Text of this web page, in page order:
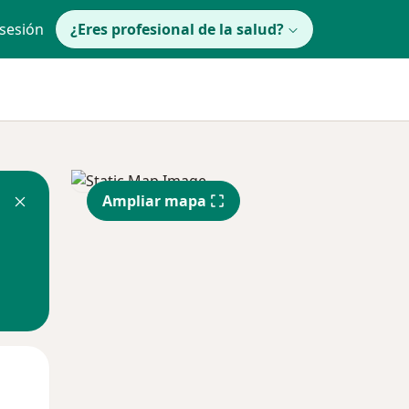
¿Eres profesional de la salud?
Ampliar mapa